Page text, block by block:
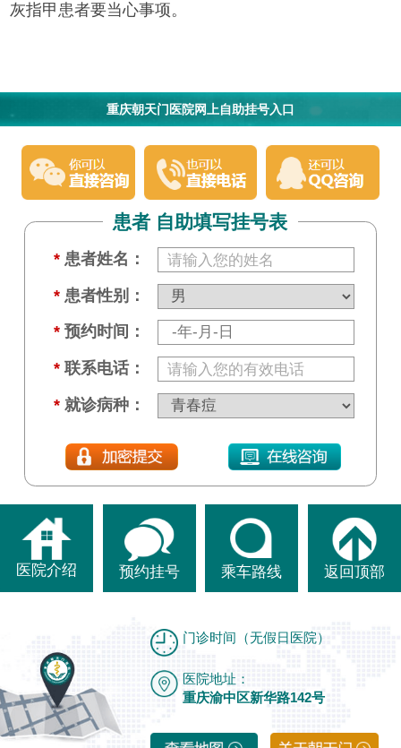
灰指甲患者要当心事项。
重庆朝天门医院网上自助挂号入口
患者 自助填写挂号表
* 患者姓名：
* 患者性别：
* 预约时间：
* 联系电话：
* 就诊病种：
医院介绍 预约挂号 乘车路线 返回顶部
门诊时间（无假日医院）
医院地址：
重庆渝中区新华路142号